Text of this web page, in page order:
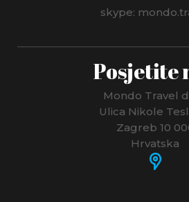
skype:
Posjetite
Mondo Travel
Ulica Nikole
Zagreb 10
Hrvatska